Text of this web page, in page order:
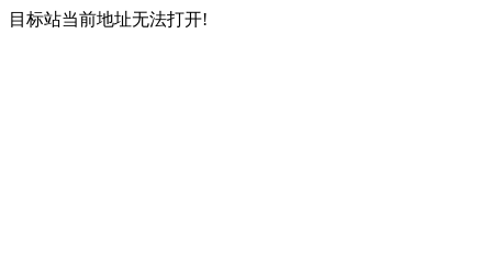
目标站当前地址无法打开!